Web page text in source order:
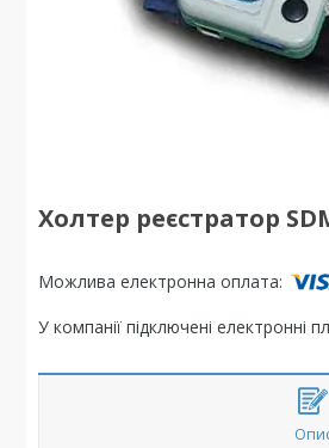
Холтер реєстратор
У компанії підключені